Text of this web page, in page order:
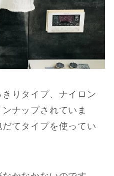
りタイプ、ナイロン
ナップされていま
てタイプを使ってい